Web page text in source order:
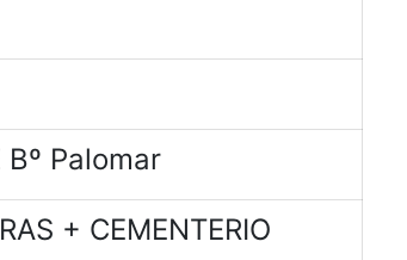
Bº Palomar
+ CEMENTERIO